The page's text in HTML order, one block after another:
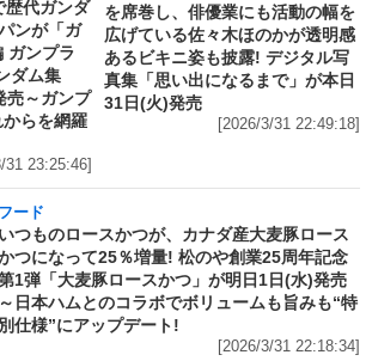
歴代ガンダ
ンが「ガ
ガンプラ
ダム集
売～ガンプ
らを網羅
31 23:25:46]
を席巻し、俳優業にも活動の幅を
広げている佐々木ほのかが透明感
あるビキニ姿も披露! デジタル写
真集「思い出になるまで」が本日
31日(火)発売
[2026/3/31 22:49:18]
フード
いつものロースかつが、カナダ産大麦豚ロース
つになって25％増量! 松のや創業25周年記念
1弾「大麦豚ロースかつ」が明日1日(水)発売
～日本ハムとのコラボでボリュームも旨みも“特
別仕様”にアップデート!
[2026/3/31 22:18:34]